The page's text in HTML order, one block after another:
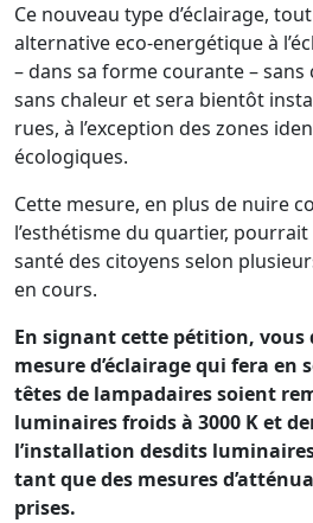
Ce nouveau type d’éclairage,
alternative eco-energétique à
– dans sa forme courante –
sans chaleur et sera bientôt
rues, à l’exception des zones
écologiques.
Cette mesure, en plus de nuire
l’esthétisme du quartier,
santé des citoyens selon
en cours.
En signant cette pétition, vous
mesure d’éclairage qui fera en
têtes de lampadaires soient
luminaires froids à 3000 K et
l’installation desdits
tant que des mesures
prises.